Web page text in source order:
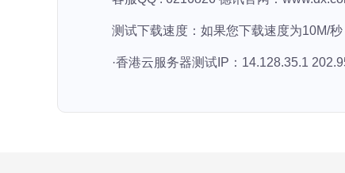
测试下载速度：如果您下载速度为10M/
·香港云服务器测试IP：14.128.35.1